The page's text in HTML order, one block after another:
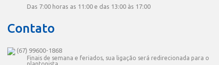
Das 7:00 horas as 11:00 e das 13:00 às 17:00
Contato
(67) 99600-1868
Finais de semana e feriados, sua ligação será redirecionada para o